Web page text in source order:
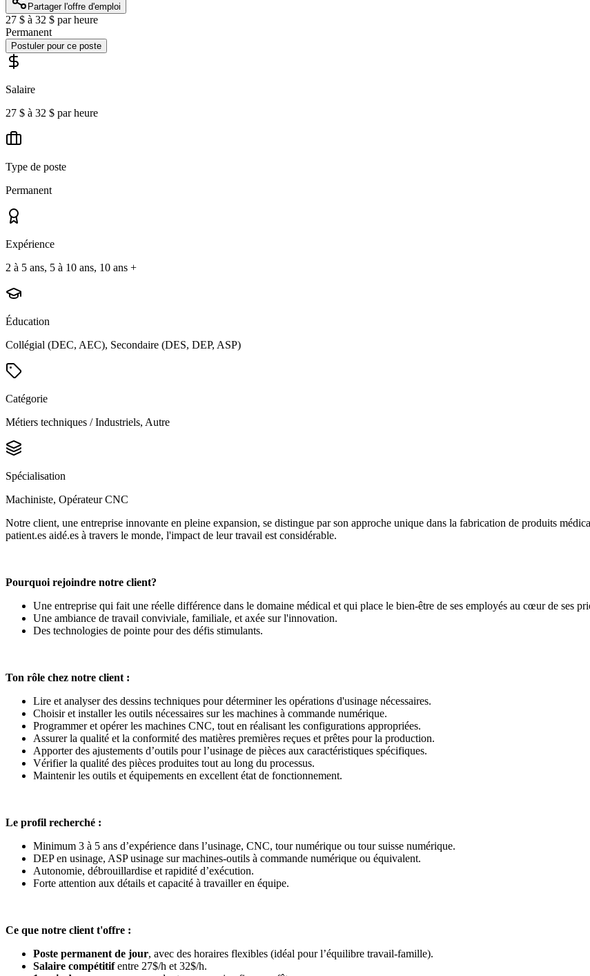
Partager l'offre d'emploi
27 $ à 32 $ par heure
Permanent
Postuler pour ce poste
Salaire
27 $ à 32 $ par heure
Type de poste
Permanent
Expérience
2 à 5 ans, 5 à 10 ans, 10 ans +
Éducation
Collégial (DEC, AEC), Secondaire (DES, DEP, ASP)
Catégorie
Métiers techniques / Industriels, Autre
Spécialisation
Machiniste, Opérateur CNC
Notre client, une entreprise innovante en pleine expansion, se distingue par son approche unique dans la fabrication de produits
patient.es aidé.es à travers le monde, l'impact de leur travail est considérable.
Pourquoi rejoindre notre client?
Une entreprise qui fait une réelle différence dans le domaine médical et qui place le bien-être de ses employés au cœur de ses
Une ambiance de travail conviviale, familiale, et axée sur l'innovation.
Des technologies de pointe pour des défis stimulants.
Ton rôle chez notre client :
Lire et analyser des dessins techniques pour déterminer les opérations d'usinage nécessaires.
Choisir et installer les outils nécessaires sur les machines à commande numérique.
Programmer et opérer les machines CNC, tout en réalisant les configurations appropriées.
Assurer la qualité et la conformité des matières premières reçues et prêtes pour la production.
Apporter des ajustements d’outils pour l’usinage de pièces aux caractéristiques spécifiques.
Vérifier la qualité des pièces produites tout au long du processus.
Maintenir les outils et équipements en excellent état de fonctionnement.
Le profil recherché :
Minimum 3 à 5 ans d’expérience dans l’usinage, CNC, tour numérique ou tour suisse numérique.
DEP en usinage, ASP usinage sur machines-outils à commande numérique ou équivalent.
Autonomie, débrouillardise et rapidité d’exécution.
Forte attention aux détails et capacité à travailler en équipe.
Ce que notre client t'offre :
Poste permanent de jour, avec des horaires flexibles (idéal pour l’équilibre travail-famille).
Salaire compétitifentre 27$/h et 32$/h.